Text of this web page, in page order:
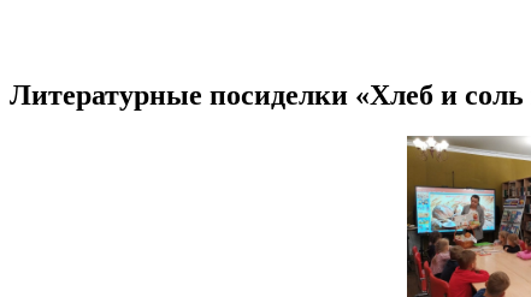
Литературные посиделки «Хлеб и соль